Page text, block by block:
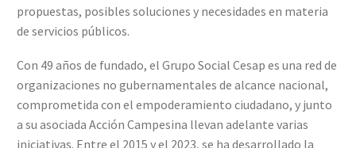
propuestas, posibles soluciones y necesidades en materia
de servicios públicos.
Con 49 años de fundado, el Grupo Social Cesap es una red de
organizaciones no gubernamentales de alcance nacional,
comprometida con el empoderamiento ciudadano, y junto
a su asociada Acción Campesina llevan adelante varias
iniciativas. Entre el 2015 y el 2023, se ha desarrollado la